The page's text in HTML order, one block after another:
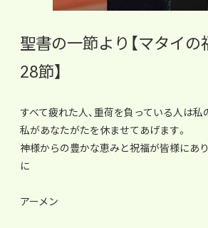
聖書の一節より【マタイ
28節】
すべて疲れた人、重荷を負っている人は私
私があなたがたを休ませてあげます。
神様からの豊かな恵みと祝福が皆様にあ
に
アーメン